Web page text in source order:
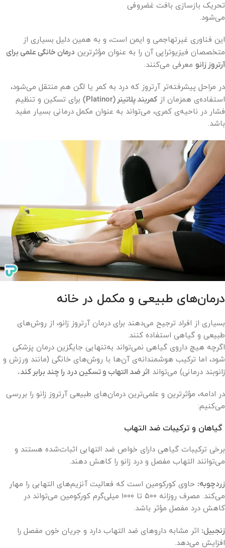
تحریک بازسازی بافت غضروفی
می‌شود.
این فناوری غیرتهاجمی و ایمن است، و به همین دلیل بسیاری از
متخصصان فیزیوتراپی آن را به عنوان مؤثرترین درمان خانگی علمی برای
آرتروز زانو معرفی می‌کنند.
در مراحل پیشرفته‌تر آرتروز که درد به کمر یا لگن هم منتقل می‌شود،
استفاده‌ی همزمان از کمربند پلاتینر (Platinor)
برای تسکین و تنظیم
فشار در ناحیه‌ی کمری، می‌تواند به عنوان مکمل درمانی بسیار مفید
باشد.
درمان‌های طبیعی و مکمل در خانه
بسیاری از افراد ترجیح می‌دهند برای درمان آرتروز زانو، از روش‌های
طبیعی و گیاهی استفاده کنند.
اگرچه هیچ داروی گیاهی نمی‌تواند به‌تنهایی جایگزین درمان پزشکی
شود، اما ترکیب هوشمندانه‌ی آن‌ها با روش‌های خانگی (مانند ورزش و
زانوبند درمانی) می‌تواند اثر ضد التهاب و تسکین درد را چند برابر کند.
در ادامه، مؤثرترین و علمی‌ترین درمان‌های طبیعی آرتروز زانو را بررسی
می‌کنیم:
گیاهان و ترکیبات ضد التهاب
برخی ترکیبات گیاهی دارای خواص ضد التهابی اثبات‌شده هستند و
می‌توانند التهاب مفصل و درد زانو را کاهش دهند.
زردچوبه: حاوی کورکومین است که فعالیت آنزیم‌های التهابی را مهار
می‌کند. مصرف روزانه ۵۰۰ تا ۱۰۰۰ میلی‌گرم کورکومین می‌تواند در
کاهش درد مفصل مؤثر باشد.
زنجبیل: اثر مشابه داروهای ضد التهاب دارد و جریان خون مفصل را
افزایش می‌دهد.